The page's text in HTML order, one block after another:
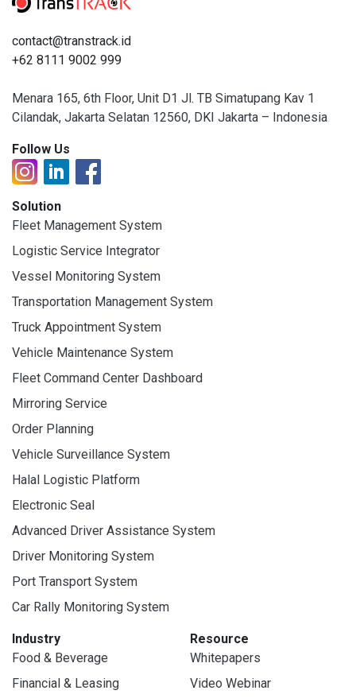
contact@transtrack.id
+62 8111 9002 999
Menara 165, 6th Floor, Unit D1 Jl. TB Simatupang Kav 1
Cilandak, Jakarta Selatan 12560, DKI Jakarta – Indonesia
Follow Us
Solution
Fleet Management System
Logistic Service Integrator
Vessel Monitoring System
Transportation Management System
Truck Appointment System
Vehicle Maintenance System
Fleet Command Center Dashboard
Mirroring Service
Order Planning
Vehicle Surveillance System
Halal Logistic Platform
Electronic Seal
Advanced Driver Assistance System
Driver Monitoring System
Port Transport System
Car Rally Monitoring System
Industry
Food & Beverage
Financial & Leasing
Resource
Whitepapers
Video Webinar